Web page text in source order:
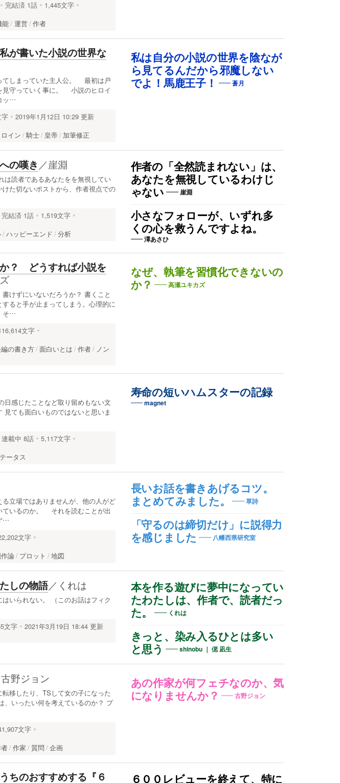
完結済 1話
1,445文字
能 運営 作者
私は自分の小説の世界を陰なが
ら見てるんだから邪魔しない
でよ！馬鹿王子！
蒼月
が書いた小説の世界な
てしまっていた主人公。 最初は戸
見守っていく事に。 小説のヒロイ
ッ…
字
2019年1月12日 10:29 更新
ロイン 騎士 皇帝 加筆修正
作者の「全然読まれない」は、
あなたを無視しているわけじ
ゃない
崖淵
小さなフォローが、いずれ多
くの心を救うんですよね。
澤あさひ
の嘆き ／崖淵
は読者であるあなたをを無視してい
た切ないポストから、作者視点での
完結済 1話
1,519文字
ハッピーエンド 分析
なぜ、執筆を習慣化できないの
か？
高瀬ユキカズ
？ どうすれば小説を
けずにいないだろうか？ 書くこと
ると手が止まってしまう。心理的に
そ…
文字
の書き方 面白いとは 作者
ノン
寿命の短いハムスターの記録
magnet
日感じたことなど取り留めもない文
ても面白いものではないと思いま
連載中 8話
5,117文字
ータス
長いお話を書きあげるコツ。
まとめてみました。
草詩
「守るのは締切だけ」に説得力
を感じました
八幡西県研究室
立場ではありませんが、他の人がど
ているのか。 それを読むことが出
…
文字
論 プロット 地図
本を作る遊びに夢中になってい
たわたしは、作者で、読者だっ
た。
くれは
きっと、染み入るひとは多い
と思う
shinobu ｜ 偲 凪生
しの物語／ くれは
いられない。 （このお話はフィク
文字
2021年3月19日 18:44 更新
あの作家が何フェチなのか、気
になりませんか？
古野ジョン
古野ジョン
移したり、TSして女の子になった
、いったい何を考えているのか？ プ
文字
作家 質問 企画
６００レビューを終えて、特に
ちのおすすめする『６